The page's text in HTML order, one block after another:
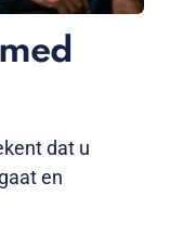
dat u
en